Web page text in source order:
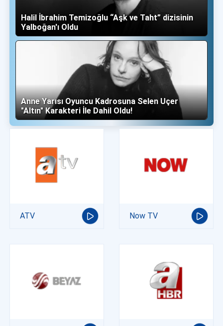
Halil İbrahim Temizoğlu “Aşk ve Taht” dizisinin
Yalboğan'ı Oldu
Anne Yarısı Oyuncu Kadrosuna Selen Uçer
"Altın" Karakteri İle Dahil Oldu!
ATV Now TV